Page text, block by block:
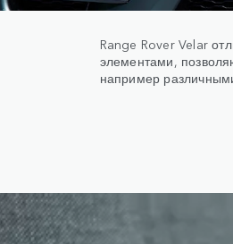
Range Rover Velar
элементами,
например